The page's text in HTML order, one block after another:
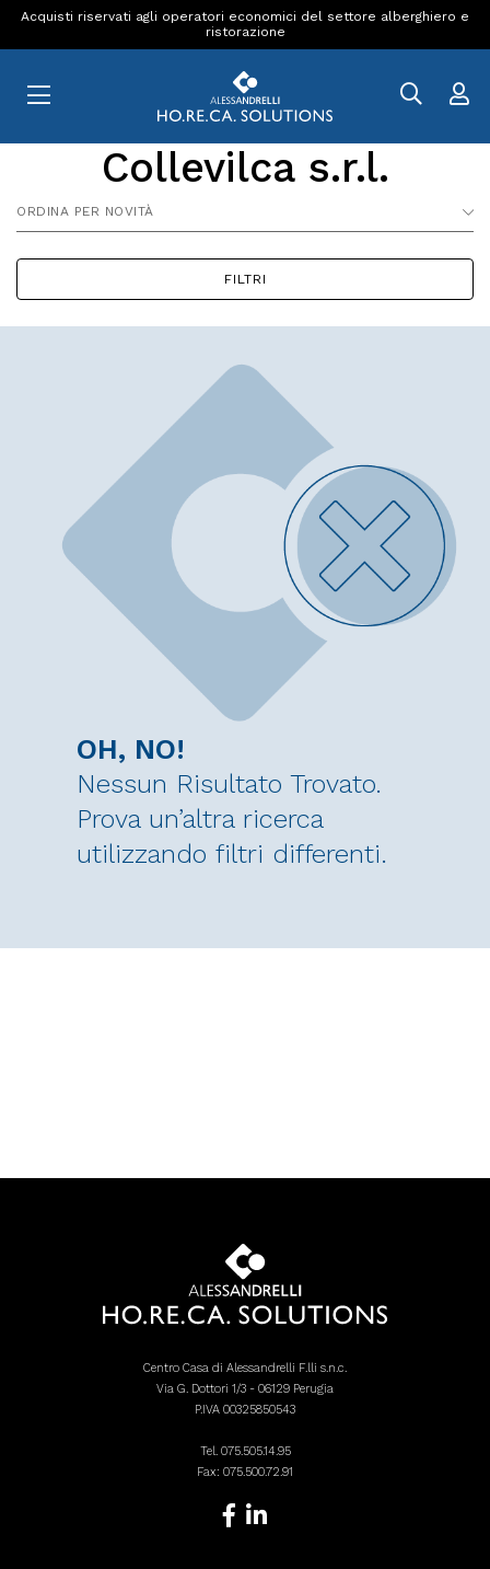
Acquisti riservati agli operatori economici del settore alberghiero e
ristorazione
Collevilca s.r.l.
ORDINA PER NOVITÀ
FILTRI
OH, NO!
Nessun Risultato Trovato.
Prova un’altra ricerca
utilizzando filtri differenti.
Centro Casa di Alessandrelli F.lli s.n.c.
Via G. Dottori 1/3 - 06129 Perugia
P.IVA 00325850543
Tel. 075.505.14.95
Fax: 075.500.72.91